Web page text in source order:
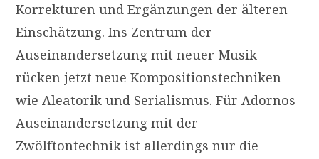
Korrekturen und Ergänzungen der älteren
Einschätzung. Ins Zentrum der
Auseinandersetzung mit neuer Musik
rücken jetzt neue Kompositionstechniken
wie Aleatorik und Serialismus. Für Adornos
Auseinandersetzung mit der
Zwölftontechnik ist allerdings nur die